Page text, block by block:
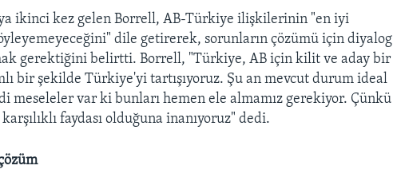
ikinci kez gelen Borrell, AB-Türkiye ilişkilerinin "en iyi
dile getirerek, sorunların çözümü için diyalog
gerektiğini belirtti. Borrell, "Türkiye, AB için kilit ve aday bir
bir şekilde Türkiye'yi tartışıyoruz. Şu an mevcut durum ideal
meseleler var ki bunları hemen ele almamız gerekiyor. Çünkü
faydası olduğuna inanıyoruz" dedi.